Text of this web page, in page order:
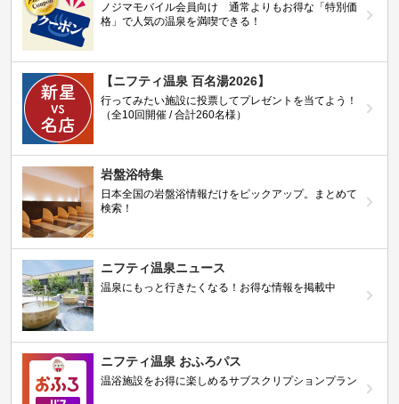
ノジマモバイル会員向け 通常よりもお得な「特別価
格」で人気の温泉を満喫できる！
【ニフティ温泉 百名湯2026】
行ってみたい施設に投票してプレゼントを当てよう！
（全10回開催 / 合計260名様）
岩盤浴特集
日本全国の岩盤浴情報だけをピックアップ。まとめて
検索！
ニフティ温泉ニュース
温泉にもっと行きたくなる！お得な情報を掲載中
ニフティ温泉 おふろパス
温浴施設をお得に楽しめるサブスクリプションプラン